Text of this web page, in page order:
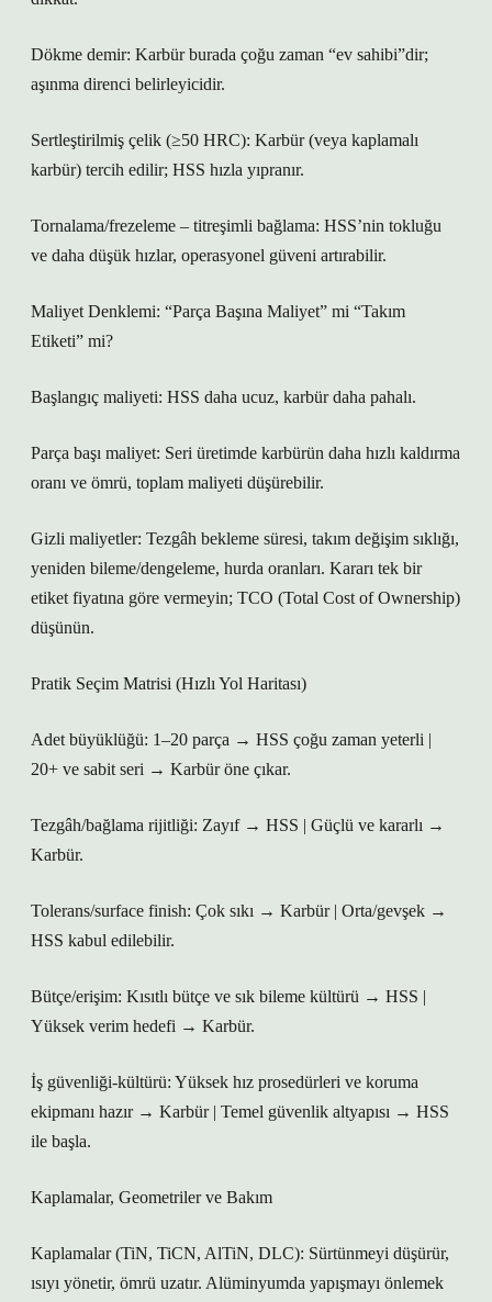
Dökme demir: Karbür burada çoğu zaman “ev sahibi”dir;
aşınma direnci belirleyicidir.
Sertleştirilmiş çelik (≥50 HRC): Karbür (veya kaplamalı
karbür) tercih edilir; HSS hızla yıpranır.
Tornalama/frezeleme – titreşimli bağlama: HSS’nin tokluğu
ve daha düşük hızlar, operasyonel güveni artırabilir.
Maliyet Denklemi: “Parça Başına Maliyet” mi “Takım
Etiketi” mi?
Başlangıç maliyeti: HSS daha ucuz, karbür daha pahalı.
Parça başı maliyet: Seri üretimde karbürün daha hızlı kaldırma
oranı ve ömrü, toplam maliyeti düşürebilir.
Gizli maliyetler: Tezgâh bekleme süresi, takım değişim sıklığı,
yeniden bileme/dengeleme, hurda oranları. Kararı tek bir
etiket fiyatına göre vermeyin; TCO (Total Cost of Ownership)
düşünün.
Pratik Seçim Matrisi (Hızlı Yol Haritası)
Adet büyüklüğü: 1–20 parça → HSS çoğu zaman yeterli |
20+ ve sabit seri → Karbür öne çıkar.
Tezgâh/bağlama rijitliği: Zayıf → HSS | Güçlü ve kararlı →
Karbür.
Tolerans/surface finish: Çok sıkı → Karbür | Orta/gevşek →
HSS kabul edilebilir.
Bütçe/erişim: Kısıtlı bütçe ve sık bileme kültürü → HSS |
Yüksek verim hedefi → Karbür.
İş güvenliği-kültürü: Yüksek hız prosedürleri ve koruma
ekipmanı hazır → Karbür | Temel güvenlik altyapısı → HSS
ile başla.
Kaplamalar, Geometriler ve Bakım
Kaplamalar (TiN, TiCN, AlTiN, DLC): Sürtünmeyi düşürür,
ısıyı yönetir, ömrü uzatır. Alüminyumda yapışmayı önlemek